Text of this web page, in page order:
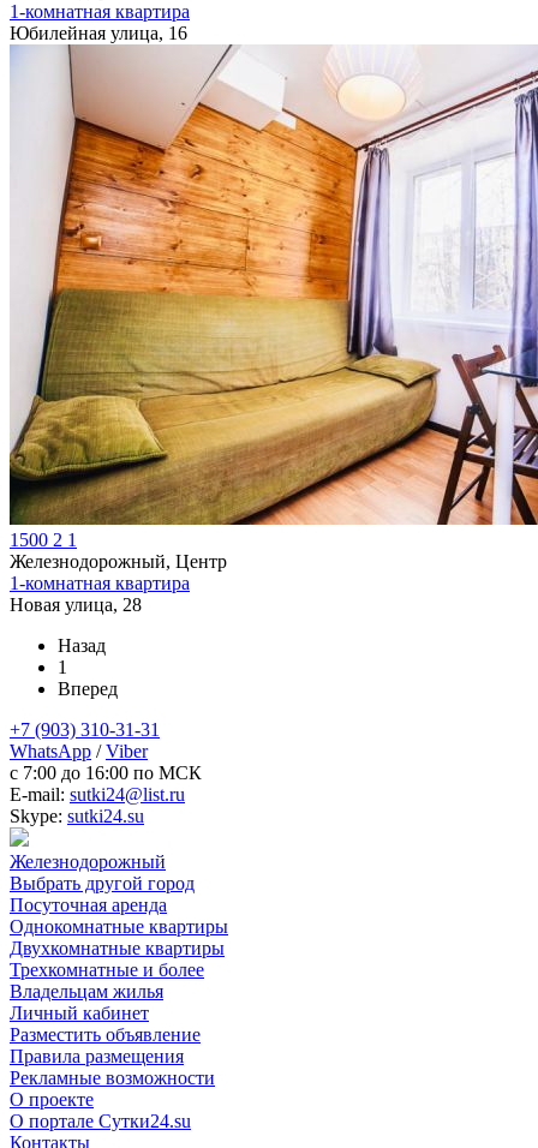
1-комнатная квартира
Юбилейная улица, 16
1500 2 1
Железнодорожный, Центр
1-комнатная квартира
Новая улица, 28
Назад
1
Вперед
+7 (903) 310-31-31
WhatsApp /Viber
c 7:00 до 16:00 по МСК
E-mail: sutki24@list.ru
Skype: sutki24.su
Железнодорожный
Выбрать другой город
Посуточная аренда
Однокомнатные квартиры
Двухкомнатные квартиры
Трехкомнатные и более
Владельцам жилья
Личный кабинет
Разместить объявление
Правила размещения
Рекламные возможности
О проекте
О портале Сутки24.su
Контакты